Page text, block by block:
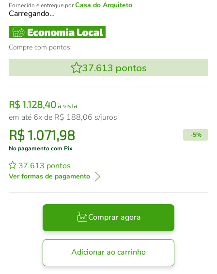
Fornecido e entregue porCasa do Arquiteto
Carregando…
Compre com pontos:
37.613 pontos
R$ 1.128,40à vista
em até 6x de R$ 188,06 s/juros
R$1.071,98 -5%
No pagamento com Pix
37.613 pontos
Ver formas de pagamento
Comprar agora
Adicionar ao carrinho